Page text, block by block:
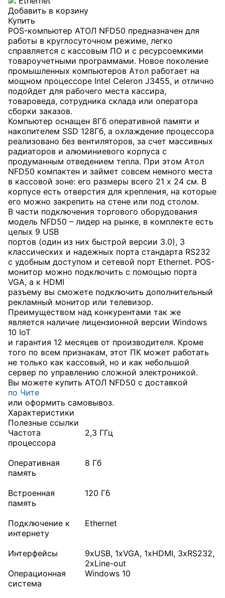
Добавить в корзину
Купить
POS-компьютер АТОЛ NFD50 предназначен для
работы в круглосуточном режиме, легко
справляется с кассовым ПО и с ресурсоемкими
товароучетными программами. Новое поколение
промышленных компьютеров Атол работает на
мощном процессоре Intel Celeron J3455, и отлично
подойдет для рабочего места кассира,
товароведа, сотрудника склада или оператора
сборки заказов.
Компьютер оснащен 8Гб оперативной памяти и
накопителем SSD 128Гб, а охлаждение процессора
реализовано без вентиляторов, за счет массивных
радиаторов и алюминиевого корпуса с
продуманным отведением тепла. При этом Атол
NFD50 компактен и займет совсем немного места
в кассовой зоне: его размеры всего 21 х 24 см. В
корпусе есть отверстия для крепления, на которые
его можно закрепить на стене или под столом.
В части подключения торгового оборудования
модель NFD50 – лидер на рынке, в комплекте есть
целых 9 USB
портов (один из них быстрой версии 3.0), 3
классических и надежных порта стандарта RS232
с удобным доступом и сетевой порт Ethernet. POS-
монитор можно подключить с помощью порта
VGA, а к HDMI
разъему вы сможете подключить дополнительный
рекламный монитор или телевизор.
Преимуществом над конкурентами так же
является наличие лицензионной версии Windows
10 IoT
и гарантия 12 месяцев от производителя. Кроме
того по всем признакам, этот ПК может работать
не только как кассовый, но и как небольшой
сервер по управлению сложной электроникой.
Вы можете купить АТОЛ NFD50 с доставкой
по Чите
или оформить самовывоз.
Характеристики
Полезные ссылки
Частота
процессора
2,3 ГГц
Оперативная
память
8 Гб
Встроенная
память
120 Гб
Подключение к
интернету
Ethernet
Интерфейсы
9хUSB, 1хVGA, 1хHDMI, 3хRS232,
2хLine-out
Операционная
система
Windows 10